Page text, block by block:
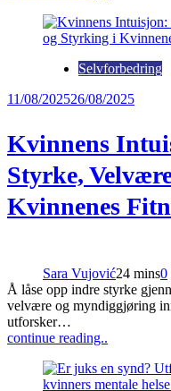
Selvforbedring
11/08/202526/08/2025
Kvinnens
Styrke,
Kvinnenes
Sara Vujović24 mins0
Å låse opp indre styrke
velvære og myndiggjøring
utforsker…
continue reading..